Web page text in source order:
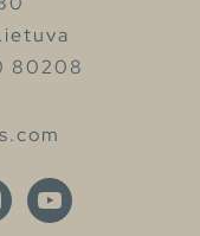
80208